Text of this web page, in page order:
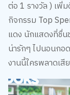
ต่อ 1 รางวัล ) เ
กิจกรรม Top
แดง นักแสดงที่ชื่
น่ารักๆ ไปนอนกอ
งานนี้ใครพลาดเสี